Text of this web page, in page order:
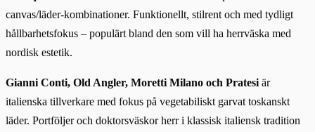
canvas/läder-kombinationer. Funktionellt, stilrent och med tydligt
hållbarhetsfokus – populärt bland den som vill ha herrväska med
nordisk estetik.
Gianni Conti, Old Angler, Moretti Milano och Pratesi är
italienska tillverkare med fokus på vegetabiliskt garvat toskanskt
läder. Portföljer och doktorsväskor herr i klassisk italiensk tradition